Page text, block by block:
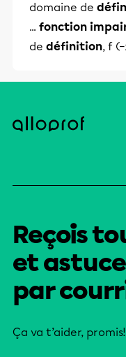
domaine de
... fonction
de définition, f
Reçois
et
par
Ça va t’aider, promis!